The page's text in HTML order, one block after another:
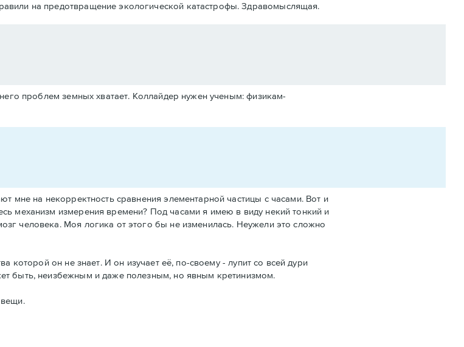
на предотвращение экологической катастрофы. Здравомыслящая.
проблем земных хватает. Коллайдер нужен ученым: физикам-
мне на некорректность сравнения элементарной частицы с часами. Вот и
механизм измерения времени? Под часами я имею в виду некий тонкий и
человека. Моя логика от этого бы не изменилась. Неужели это сложно
которой он не знает. И он изучает её, по-своему - лупит со всей дури
быть, неизбежным и даже полезным, но явным кретинизмом.